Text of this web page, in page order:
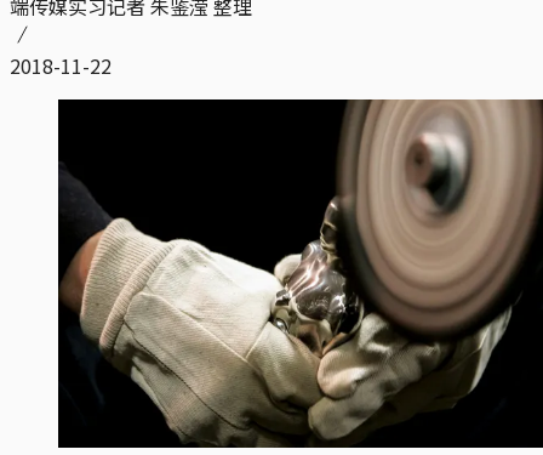
端传媒实习记者 朱鉴滢 整理
2018-11-22